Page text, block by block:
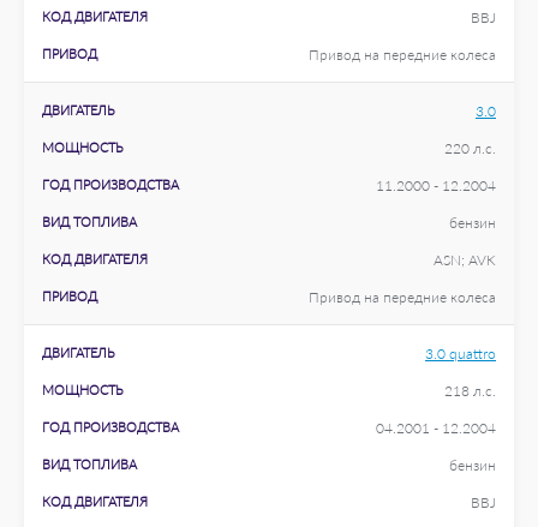
КОД ДВИГАТЕЛЯ BBJ
ПРИВОД Привод на передние колеса
ДВИГАТЕЛЬ 3.0
МОЩНОСТЬ 220 л.с.
ГОД ПРОИЗВОДСТВА 11.2000 - 12.2004
ВИД ТОПЛИВА бензин
КОД ДВИГАТЕЛЯ ASN; AVK
ПРИВОД Привод на передние колеса
ДВИГАТЕЛЬ 3.0 quattro
МОЩНОСТЬ 218 л.с.
ГОД ПРОИЗВОДСТВА 04.2001 - 12.2004
ВИД ТОПЛИВА бензин
КОД ДВИГАТЕЛЯ BBJ